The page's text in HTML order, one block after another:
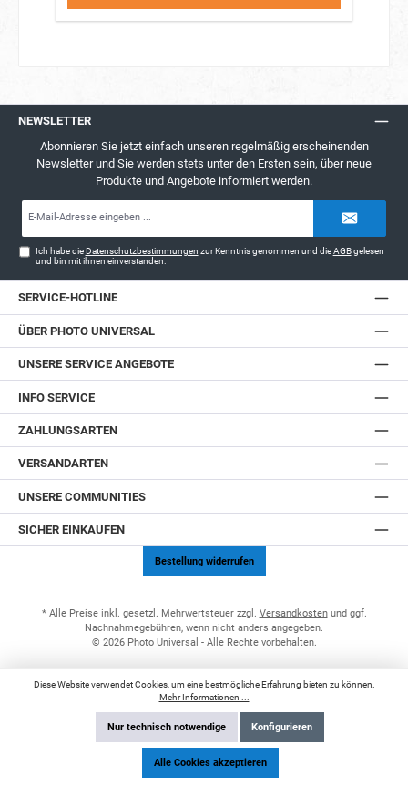
NEWSLETTER
Abonnieren Sie jetzt einfach unseren regelmäßig erscheinenden
Newsletter und Sie werden stets unter den Ersten sein, über neue
Produkte und Angebote informiert werden.
Ich habe dieDatenschutzbestimmungen zur Kenntnis genommen und dieAGBgelesen
und bin mit ihnen einverstanden.
SERVICE-HOTLINE
ÜBER PHOTO UNIVERSAL
UNSERE SERVICE ANGEBOTE
INFO SERVICE
ZAHLUNGSARTEN
VERSANDARTEN
UNSERE COMMUNITIES
SICHER EINKAUFEN
Bestellung widerrufen
* Alle Preise inkl. gesetzl. Mehrwertsteuer zzgl. Versandkostenund ggf.
Nachnahmegebühren, wenn nicht anders angegeben.
© 2026 Photo Universal - Alle Rechte vorbehalten.
Diese Website verwendet Cookies, um eine bestmögliche Erfahrung bieten zu können.
Mehr Informationen ...
Nur technisch notwendige Konfigurieren
Alle Cookies akzeptieren